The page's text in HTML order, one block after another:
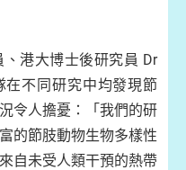
港大博士後研究員 Dr
在不同研究中均發現節
令人擔憂：「我們的研
的節肢動物生物多樣性
自未受人類干預的熱帶